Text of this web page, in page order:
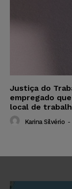
Justiça do
empregado
local de
Karina Silvério -